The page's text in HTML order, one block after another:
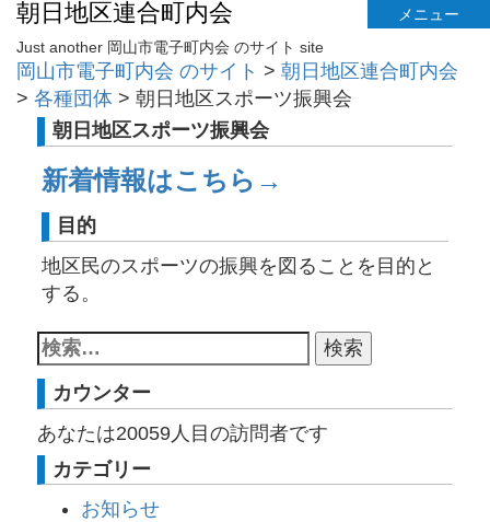
朝日地区連合町内会
メニュー
Just another 岡山市電子町内会 のサイト site
岡山市電子町内会 のサイト > 朝日地区連合町内会
> 各種団体 > 朝日地区スポーツ振興会
朝日地区スポーツ振興会
新着情報はこちら→
目的
地区民のスポーツの振興を図ることを目的と
する。
カウンター
あなたは20059人目の訪問者です
カテゴリー
お知らせ